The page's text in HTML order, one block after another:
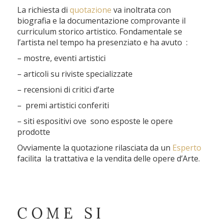
La richiesta di quotazione va inoltrata con
biografia e la documentazione comprovante il
curriculum storico artistico. Fondamentale se
l’artista nel tempo ha presenziato e ha avuto :
– mostre, eventi artistici
– articoli su riviste specializzate
– recensioni di critici d’arte
– premi artistici conferiti
– siti espositivi ove sono esposte le opere
prodotte
Ovviamente la quotazione rilasciata da un Esperto
facilita la trattativa e la vendita delle opere d’Arte.
COME SI